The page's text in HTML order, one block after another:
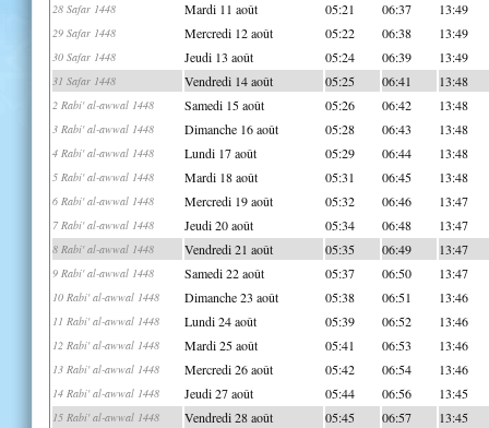
28 Safar 1448 Mardi 11 août 05:21 06:37 13:49
29 Safar 1448 Mercredi 12 août 05:22 06:38 13:49
30 Safar 1448 Jeudi 13 août 05:24 06:39 13:49
31 Safar 1448 Vendredi 14 août 05:25 06:41 13:48
2 Rabi' al-awwal 1448 Samedi 15 août 05:26 06:42 13:48
3 Rabi' al-awwal 1448 Dimanche 16 août 05:28 06:43 13:48
4 Rabi' al-awwal 1448 Lundi 17 août 05:29 06:44 13:48
5 Rabi' al-awwal 1448 Mardi 18 août 05:31 06:45 13:48
6 Rabi' al-awwal 1448 Mercredi 19 août 05:32 06:46 13:47
7 Rabi' al-awwal 1448 Jeudi 20 août 05:34 06:48 13:47
8 Rabi' al-awwal 1448 Vendredi 21 août 05:35 06:49 13:47
9 Rabi' al-awwal 1448 Samedi 22 août 05:37 06:50 13:47
10 Rabi' al-awwal 1448 Dimanche 23 août 05:38 06:51 13:46
11 Rabi' al-awwal 1448 Lundi 24 août 05:39 06:52 13:46
12 Rabi' al-awwal 1448 Mardi 25 août 05:41 06:53 13:46
13 Rabi' al-awwal 1448 Mercredi 26 août 05:42 06:54 13:46
14 Rabi' al-awwal 1448 Jeudi 27 août 05:44 06:56 13:45
15 Rabi' al-awwal 1448 Vendredi 28 août 05:45 06:57 13:45